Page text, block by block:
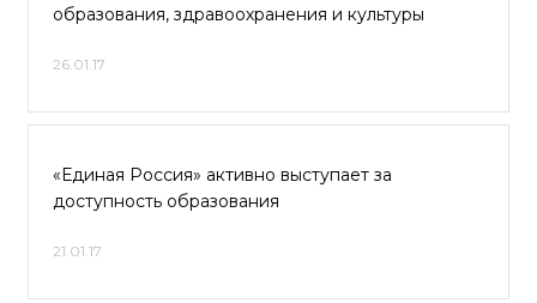
образования, здравоохранения и культуры
26.01.17
«Единая Россия» активно выступает за
доступность образования
21.01.17